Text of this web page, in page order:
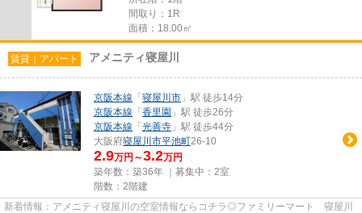
間取り：1R
面積：18.00㎡
賃貸｜アパート アメニティ寝屋川
京阪本線 「 寝屋川市 」駅 徒歩14分
京阪本線 「 香里園 」駅 徒歩26分
京阪本線 「 光善寺 」駅 徒歩44分
大阪府寝屋川市平池町26-10
2.9万円～3.2万円
築年数：築36年 ｜募集中： 2室
階数：2階建
新着情報：アメニティ寝屋川の空室情報ならコチラ◎ファミリーマート 寝屋川